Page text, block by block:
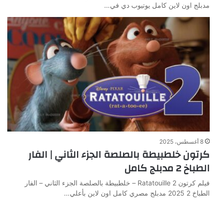
مدبلج اون لاين كامل يوتيوب دي في…
8 أغسطس، 2025
كرتون خلطبيطة بالصلصة الجزء الثاني | الفار
الطباخ 2 مدبلج كامل
فيلم كرتون Ratatouille 2 – خلطبيطة بالصلصة الجزء الثاني – الفار
الطباخ 2 2025 مدبلج مصري كامل اون لاين بأعلي…